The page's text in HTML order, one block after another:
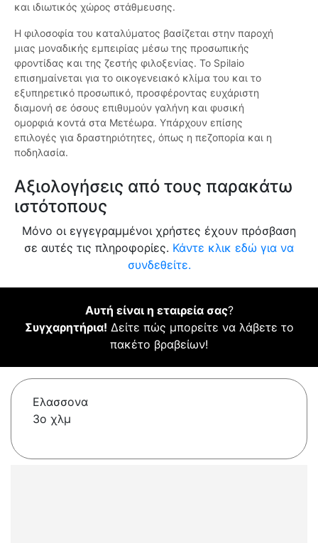
και ιδιωτικός χώρος στάθμευσης.
Η φιλοσοφία του καταλύματος βασίζεται στην παροχή
μιας μοναδικής εμπειρίας μέσω της προσωπικής
φροντίδας και της ζεστής φιλοξενίας. Το Spilaio
επισημαίνεται για το οικογενειακό κλίμα του και το
εξυπηρετικό προσωπικό, προσφέροντας ευχάριστη
διαμονή σε όσους επιθυμούν γαλήνη και φυσική
ομορφιά κοντά στα Μετέωρα. Υπάρχουν επίσης
επιλογές για δραστηριότητες, όπως η πεζοπορία και η
ποδηλασία.
Αξιολογήσεις από τους παρακάτω
ιστότοπους
Μόνο οι εγγεγραμμένοι χρήστες έχουν πρόσβαση
σε αυτές τις πληροφορίες. Κάντε κλικ εδώ για να
συνδεθείτε.
Αυτή είναι η εταιρεία σας?
Συγχαρητήρια! Δείτε πώς μπορείτε να λάβετε το
πακέτο βραβείων!
Ελασσονα
3ο χλμ